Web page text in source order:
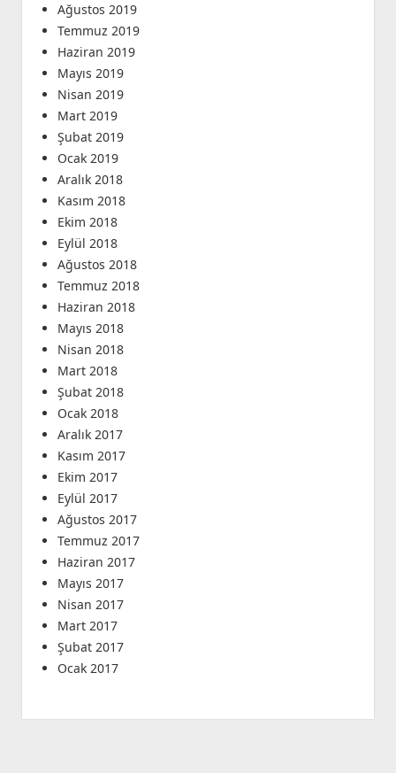
Ağustos 2019
Temmuz 2019
Haziran 2019
Mayıs 2019
Nisan 2019
Mart 2019
Şubat 2019
Ocak 2019
Aralık 2018
Kasım 2018
Ekim 2018
Eylül 2018
Ağustos 2018
Temmuz 2018
Haziran 2018
Mayıs 2018
Nisan 2018
Mart 2018
Şubat 2018
Ocak 2018
Aralık 2017
Kasım 2017
Ekim 2017
Eylül 2017
Ağustos 2017
Temmuz 2017
Haziran 2017
Mayıs 2017
Nisan 2017
Mart 2017
Şubat 2017
Ocak 2017